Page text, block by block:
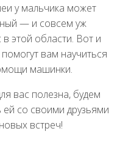
у мальчика может
— и совсем уж
этой области. Вот и
вам научиться
машинки.
вас полезна, будем
ей со своими друзьями
встреч!